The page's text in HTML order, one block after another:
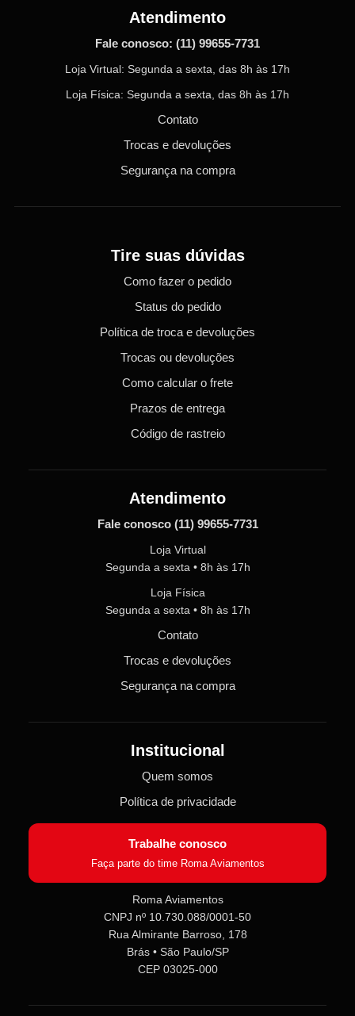
Roma Aviamentos
Aviamentos!
Atendimento
Fale conosco: (11) 99655-7731
Loja Virtual: Segunda a sexta, das 8h às 17h
Loja Física: Segunda a sexta, das 8h às 17h
Contato
Trocas e devoluções
Segurança na compra
Tire suas dúvidas
Como fazer o pedido
Status do pedido
Política de troca e devoluções
Trocas ou devoluções
Como calcular o frete
Prazos de entrega
Código de rastreio
Atendimento
Fale conosco (11) 99655-7731
Loja Virtual
Segunda a sexta • 8h às 17h
Loja Física
Segunda a sexta • 8h às 17h
Contato
Trocas e devoluções
Segurança na compra
Institucional
Quem somos
Política de privacidade
Trabalhe conosco
Faça parte do time Roma Aviamentos
Roma Aviamentos
CNPJ nº 10.730.088/0001-50
Rua Almirante Barroso, 178
Brás • São Paulo/SP
CEP 03025-000